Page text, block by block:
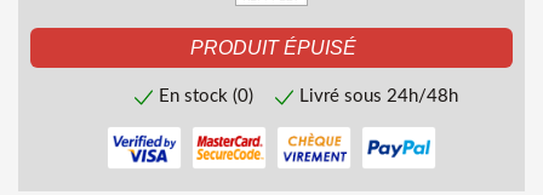
En stock (0) Livré sous 24h/48h